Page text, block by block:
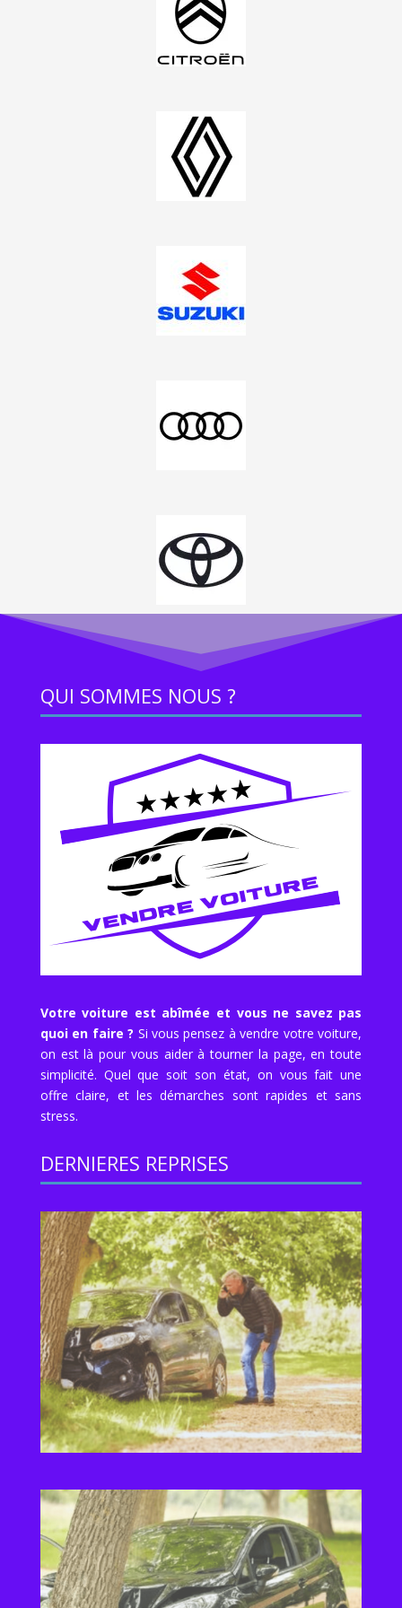
QUI SOMMES NOUS ?
Votre voiture est abîmée et vous ne savez pas
quoi en faire ? Si vous pensez à vendre votre voiture,
on est là pour vous aider à tourner la page, en toute
simplicité. Quel que soit son état, on vous fait une
offre claire, et les démarches sont rapides et sans
stress.
DERNIERES REPRISES